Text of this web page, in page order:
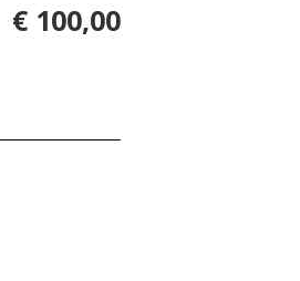
€ 100,00